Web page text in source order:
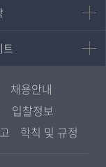
털
학
역대학
학
역대학
트
담
본부
성사업
채용안내
입찰정보
학칙 및 규정